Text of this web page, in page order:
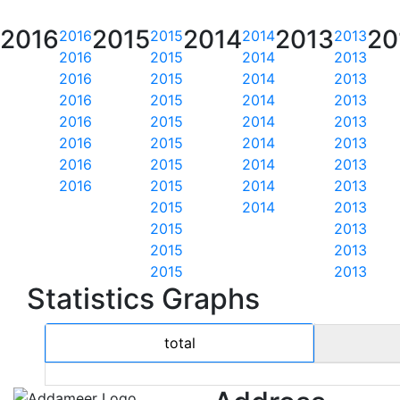
20162016
2016
2016
2016
2016
2016
2016
2016
20152015
2015
2015
2015
2015
2015
2015
2015
2015
2015
2015
2015
20142014
2014
2014
2014
2014
2014
2014
2014
2014
20132013
2013
2013
2013
2013
2013
2013
2013
2013
2013
2013
2013
Statistics Graphs
total